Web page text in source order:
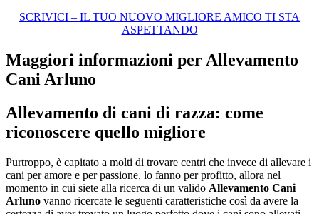
SCRIVICI – IL TUO NUOVO MIGLIORE AMICO TI STA
ASPETTANDO
Maggiori informazioni per Allevamento
Cani Arluno
Allevamento di cani di razza: come
riconoscere quello migliore
Purtroppo, è capitato a molti di trovare centri che invece di allevare i
cani per amore e per passione, lo fanno per profitto, allora nel
momento in cui siete alla ricerca di un valido Allevamento Cani
Arluno vanno ricercate le seguenti caratteristiche così da avere la